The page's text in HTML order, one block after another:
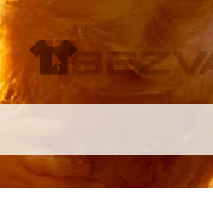
Preskočiť
na
navigáciu
Preskočiť
na
obsah
Domov